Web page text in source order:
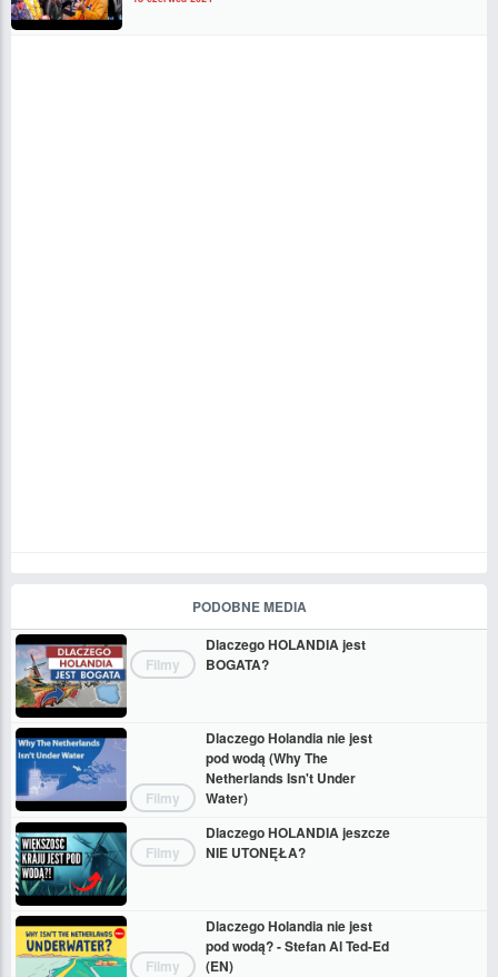
PODOBNE MEDIA
Filmy
Dlaczego HOLANDIA jest
BOGATA?
Filmy
Dlaczego Holandia nie jest
pod wodą (Why The
Netherlands Isn't Under
Water)
Filmy
Dlaczego HOLANDIA jeszcze
NIE UTONĘŁA?
Filmy
Dlaczego Holandia nie jest
pod wodą? - Stefan Al Ted-Ed
(EN)